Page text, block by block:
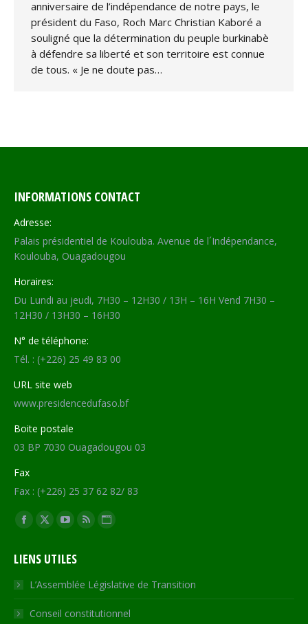
anniversaire de l’indépendance de notre pays, le
président du Faso, Roch Marc Christian Kaboré a
souligné que la détermination du peuple burkinabè
à défendre sa liberté et son territoire est connue
de tous. « Je ne doute pas…
INFORMATIONS CONTACT
Adresse:
Palais présidentiel de Koulouba. Avenue de l´Indépendance,
Koulouba, Ouagadougou
Horaires:
Du Lundi au jeudi, 7H30 – 12H30 / 13H – 16H Vend 7H30 –
12H30 / 13H30 – 16H30
N° de téléphone:
Tél. : (+226) 25 49 83 00
URL site web
www.presidencedufaso.bf
Boite postale
03 BP 7030 Ouagadougou 03
Fax
Fax : (+226) 25 37 62 82/ 83
Trouvez nous sur :
Facebook
opens
in
new
window
X
opens
in
new
window
YouTube
opens
in
new
window
RSS
in
new
window
Site
opens
in
new
LIENS UTILES
L’Assemblée Législative de Transition
Conseil constitutionnel